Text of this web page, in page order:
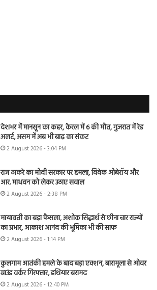
देशभर में मानसून का कहर, केरल में 6 की मौत, गुजरात में रेड
अलर्ट, असम में अब भी बाढ़ का संकट
2 August 2026 - 3:04 PM
राज ठाकरे का मोदी सरकार पर हमला, विवेक ओबेरॉय और
आर. माधवन को लेकर उठाए सवाल
2 August 2026 - 2:38 PM
मायावती का बड़ा फैसला, अशोक सिद्धार्थ से छीना चार राज्यों
का प्रभार, आकाश आनंद की भूमिका भी की साफ
2 August 2026 - 1:14 PM
कुलगाम आतंकी हमले के बाद बड़ा एक्शन, बारामूला से ओवर
ग्राउंड वर्कर गिरफ्तार, हथियार बरामद
2 August 2026 - 12:40 PM